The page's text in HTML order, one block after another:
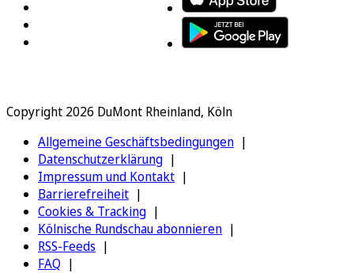
Copyright 2026 DuMont Rheinland, Köln
Allgemeine Geschäftsbedingungen
Datenschutzerklärung
Impressum und Kontakt
Barrierefreiheit
Cookies & Tracking
Kölnische Rundschau abonnieren
RSS-Feeds
FAQ